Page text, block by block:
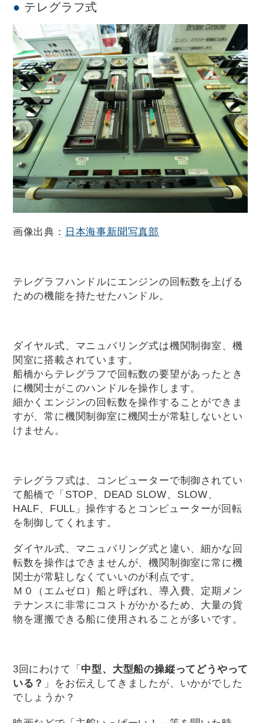
テレグラフ式
画像出典： 日本海事新聞写真部
テレグラフハンドルにエンジンの回転数を上げる
ための機能を持たせたハンドル。
ダイヤル式、マニュバリング式は機関制御室、機
関室に搭載されています。
船橋からテレグラフで回転数の要望があったとき
に機関士がこのハンドルを操作します。
細かくエンジンの回転数を操作することができま
すが、常に機関制御室に機関士が常駐しないとい
けません。
テレグラフ式は、コンピューターで制御されてい
て船橋で「STOP、DEAD SLOW、SLOW、
HALF、FULL」操作するとコンピューターが回転
を制御してくれます。
ダイヤル式、マニュバリング式と違い、細かな回
転数を操作はできませんが、機関制御室に常に機
関士が常駐しなくていいのが利点です。
Ｍ０（エムゼロ）船と呼ばれ、導入費、定期メン
テナンスに非常にコストがかかるため、大量の貨
物を運搬できる船に使用されることが多いです。
3回にわけて「中型、大型船の操縦ってどうやって
いる？ 」をお伝えしてきましたが、いかがでした
でしょうか？